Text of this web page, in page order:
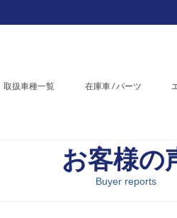
取扱車種一覧 在庫車 / パーツ
お客様の
Buyer reports